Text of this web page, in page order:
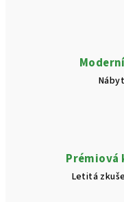
Prémiová
Letitá